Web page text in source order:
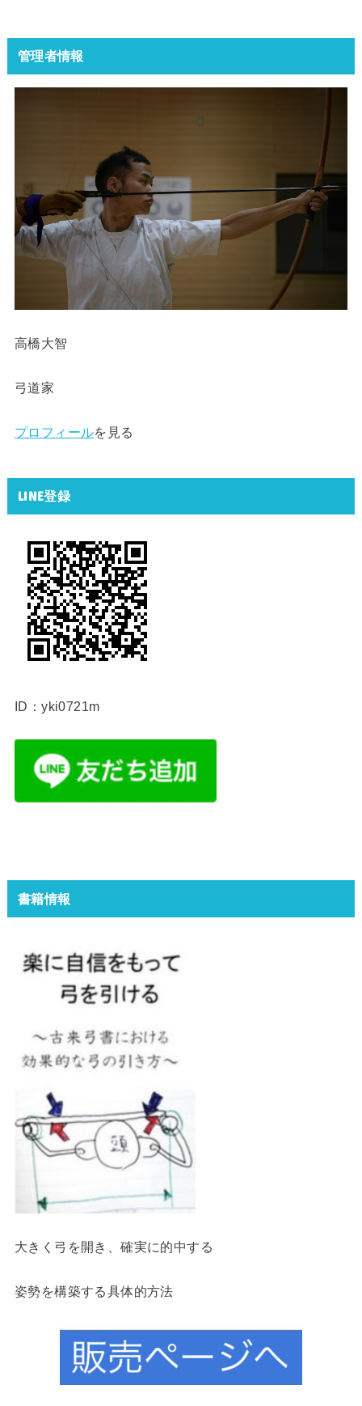
管理者情報
高橋大智
弓道家
プロフィールを見る
LINE登録
ID：yki0721m
書籍情報
大きく弓を開き、確実に的中する
姿勢を構築する具体的方法